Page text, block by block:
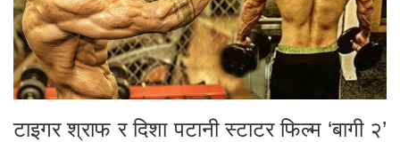
टाइगर श्राफ र दिशा पटानी स्टाटर फिल्म ‘बागी २’